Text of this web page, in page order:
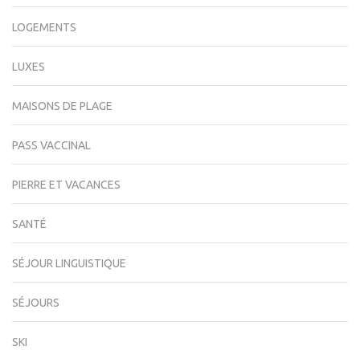
LOGEMENTS
LUXES
MAISONS DE PLAGE
PASS VACCINAL
PIERRE ET VACANCES
SANTÉ
SÉJOUR LINGUISTIQUE
SÉJOURS
SKI